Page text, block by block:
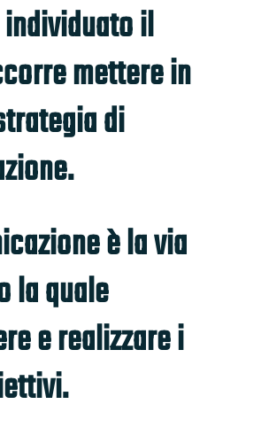
il
mettere in
di
è la via
la quale
e realizzare i